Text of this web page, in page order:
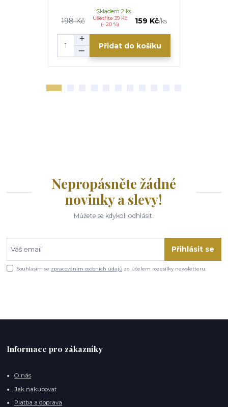
198 Kč
Ušetříte 39 Kč
(- 20 %)
159 Kč/ks
Skladem 2 ks
Přidat do košíku
Nepropásněte žádné
novinky a slevy!
Můžete se kdykoli odhlásit.
Přihlásit se
Souhlasím se zpracováním osobních údajů za účelem rozesílky newsletteru.
Informace pro zákazníky
O nás
Jak nakupovat
Platba a doprava